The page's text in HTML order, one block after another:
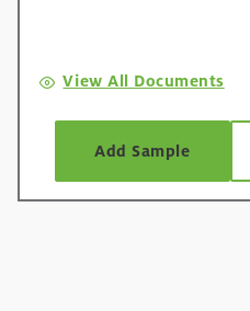
View All Documents
Add Sample